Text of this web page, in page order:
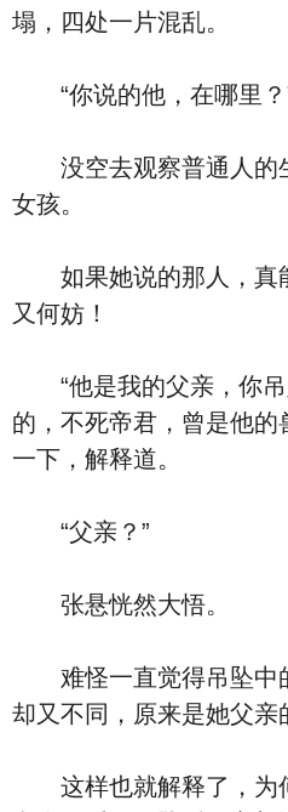
塌，四处一片混乱。
“你说的他，在哪里？
没空去观察普通人的
女孩。
如果她说的那人，真
又何妨！
“他是我的父亲，你吊
的，不死帝君，曾是他
一下，解释道。
“父亲？”
张悬恍然大悟。
难怪一直觉得吊坠中
却又不同，原来是她父亲
这样也就解释了，为